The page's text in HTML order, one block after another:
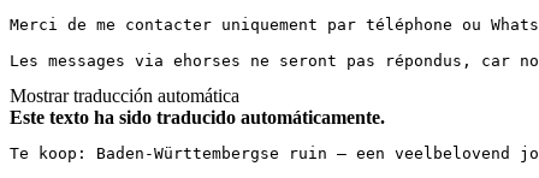
Merci de me contacter uniquement par téléphone ou
Les messages via ehorses ne seront pas répondus, car
Mostrar traducción automática
Este texto ha sido traducido automáticamente.
Te koop: Baden-Württembergse ruin – een veelbelovend